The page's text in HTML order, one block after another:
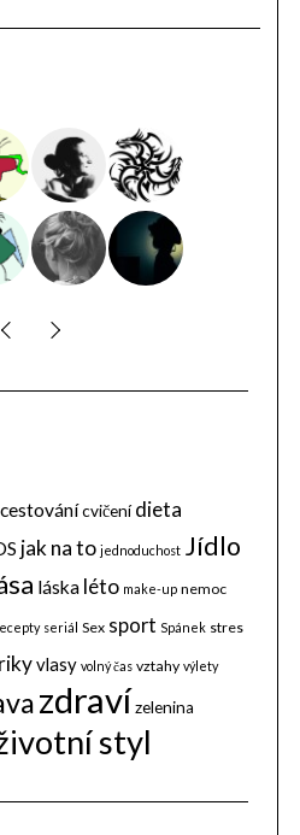
cestovánícvičení dieta
jak na to jednoduchost Jídlo
láska léto make-up nemoc
seriál Sex sport Spánek stres
vlasy volný čas vztahy výlety
zdravízelenina
styl